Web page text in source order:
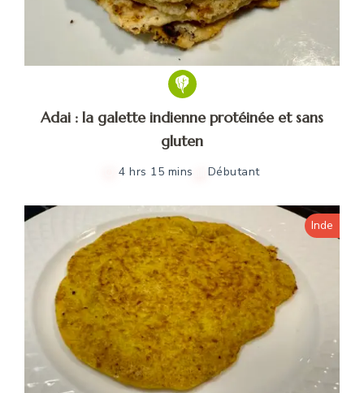
Adai : la galette indienne protéinée et sans
gluten
4 hrs 15 mins Débutant
Inde